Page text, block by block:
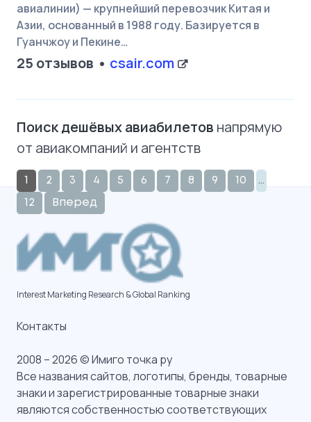
авиалинии) — крупнейший перевозчик Китая и
Азии, основанный в 1988 году. Базируется в
Гуанчжоу и Пекине…
25 отзывов csair.com
Поиск дешёвых авиабилетов напрямую
от авиакомпаний и агентств
1 2 3 4 5 6 7 8 9 10 …
12 Вперед
Interest Marketing Research & Global Ranking
Контакты
2008 – 2026 © Имиго точка ру
Все названия сайтов, логотипы, бренды, товарные
знаки и зарегистрированные товарные знаки
являются собственностью соответствующих